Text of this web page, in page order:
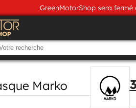
GreenMotorShop sera fermé
Marko